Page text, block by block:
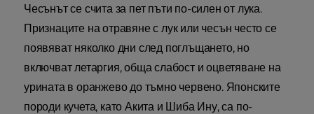
Чесънът се счита за пет пъти по-силен от лука.
Признаците на отравяне с лук или чесън често се
появяват няколко дни след поглъщането, но
включват летаргия, обща слабост и оцветяване на
урината в оранжево до тъмно червено. Японските
породи кучета, като Акита и Шиба Ину, са по-